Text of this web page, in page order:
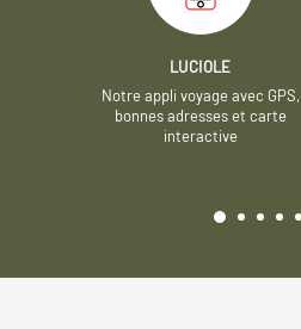
LUCIOLE
Notre appli voyage avec GPS,
bonnes adresses et carte
interactive